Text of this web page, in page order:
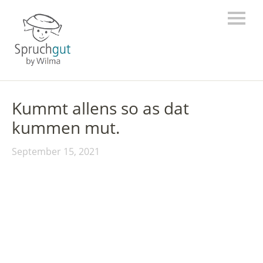
Kummt allens so as dat
kummen mut.
September 15, 2021